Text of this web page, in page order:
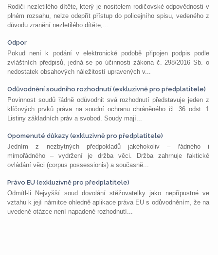
Rodiči nezletilého dítěte, který je nositelem rodičovské odpovědnosti v
plném rozsahu, nelze odepřít přístup do policejního spisu, vedeného z
důvodu zranění nezletilého dítěte,...
Odpor
Pokud není k podání v elektronické podobě připojen podpis podle
zvláštních předpisů, jedná se po účinnosti zákona č. 298/2016 Sb. o
nedostatek obsahových náležitostí upravených v...
Odůvodnění soudního rozhodnutí (exkluzivně pro předplatitele)
Povinnost soudů řádně odůvodnit svá rozhodnutí představuje jeden z
klíčových prvků práva na soudní ochranu chráněného čl. 36 odst. 1
Listiny základních práv a svobod. Soudy mají...
Opomenuté důkazy (exkluzivně pro předplatitele)
Jedním z nezbytných předpokladů jakéhokoliv – řádného i
mimořádného – vydržení je držba věci. Držba zahrnuje faktické
ovládání věci (corpus possessionis) a současně...
Právo EU (exkluzivně pro předplatitele)
Odmítl-li Nejvyšší soud dovolání stěžovatelky jako nepřípustné ve
vztahu k její námitce ohledně aplikace práva EU s odůvodněním, že na
uvedené otázce není napadené rozhodnutí...